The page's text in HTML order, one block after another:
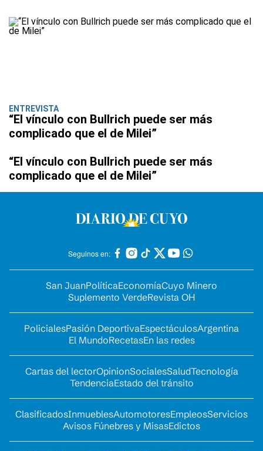
ENTREVISTA
“El vínculo con Bullrich puede ser más
complicado que el de Milei”
“El vínculo con Bullrich puede ser más
complicado que el de Milei”
Seguinos en:
San JuanPolíticaEconomíaCuyo Minero
Suplemento VerdeRevista OH
PolicialesPasión DeportivaEspectáculosArgentina
El MundoRecetasEn las redes
Cartas del lectorOpinionSocialesSaludTecnología
TendenciaEstado del tránsito
ClasificadosInmueblesAutomotoresEmpleosServicios
Avisos Fúnebres y MisasEdictos